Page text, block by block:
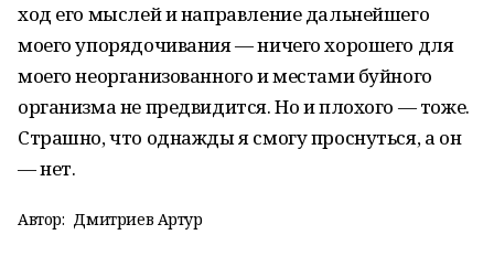
ход его мыслей и направление дальнейшего
моего упорядочивания — ничего хорошего для
моего неорганизованного и местами буйного
организма не предвидится. Но и плохого — тоже.
Страшно, что однажды я смогу проснуться, а он
— нет.
Автор: Дмитриев Артур